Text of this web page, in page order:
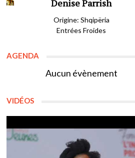
Denise Parrish
Origine: Shqipëria
Entrées Froides
AGENDA
Aucun évènement
VIDÉOS